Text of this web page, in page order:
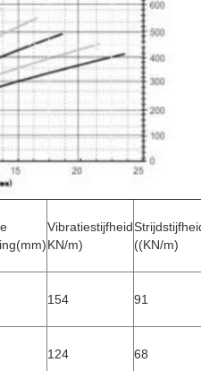
(mm)
Vibratiestijfheid
KN/m)
((KN/m)
154 91
124 68